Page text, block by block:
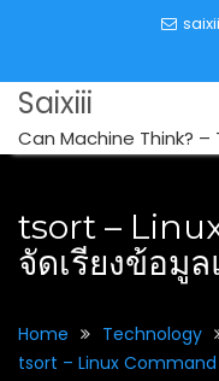
Saixiii
Can Machine Think? –
tsort –
จัดเรียงข้อมู
Home Technology
tsort – Linux